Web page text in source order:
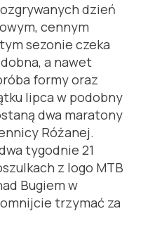
dzień
cennym
sezonie czeka
a nawet
formy oraz
lipca w podobny
dwa maratony
Różanej.
tygodnie 21
z logo MTB
Bugiem w
trzymać za